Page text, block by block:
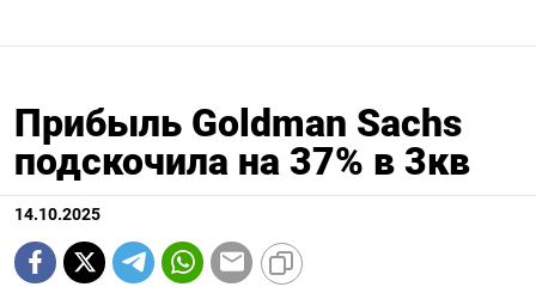
Прибыль Goldman Sachs
подскочила на 37% в 3кв
14.10.2025